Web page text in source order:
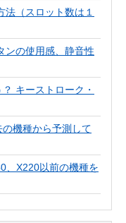
（スロット数は１
ンの使用感、静音性
キーストローク・
機種から予測して
、X220以前の機種を